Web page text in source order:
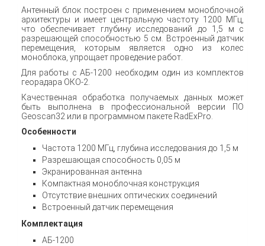
Антенный блок построен с применением моноблочной
архитектуры и имеет центральную частоту 1200 МГц,
что обеспечивает глубину исследований до 1,5 м с
разрешающей способностью 5 см. Встроенный датчик
перемещения, которым является одно из колес
моноблока, упрощает проведение работ.
Для работы с АБ-1200 необходим один из комплектов
георадара ОКО-2.
Качественная обработка получаемых данных может
быть выполнена в профессиональной версии ПО
Geoscan32 или в программном пакете RadExPro.
Особенности
Частота 1200 МГц, глубина исследования до 1,5 м
Разрешающая способность 0,05 м
Экранированная антенна
Компактная моноблочная конструкция
Отсутствие внешних оптических соединений
Встроенный датчик перемещения
Комплектация
АБ-1200